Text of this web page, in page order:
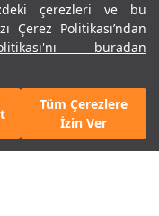
çerezleri ve bu
Çerez Politikası’ndan
buradan
Tüm Çerezlere
İzin Ver
EKLE